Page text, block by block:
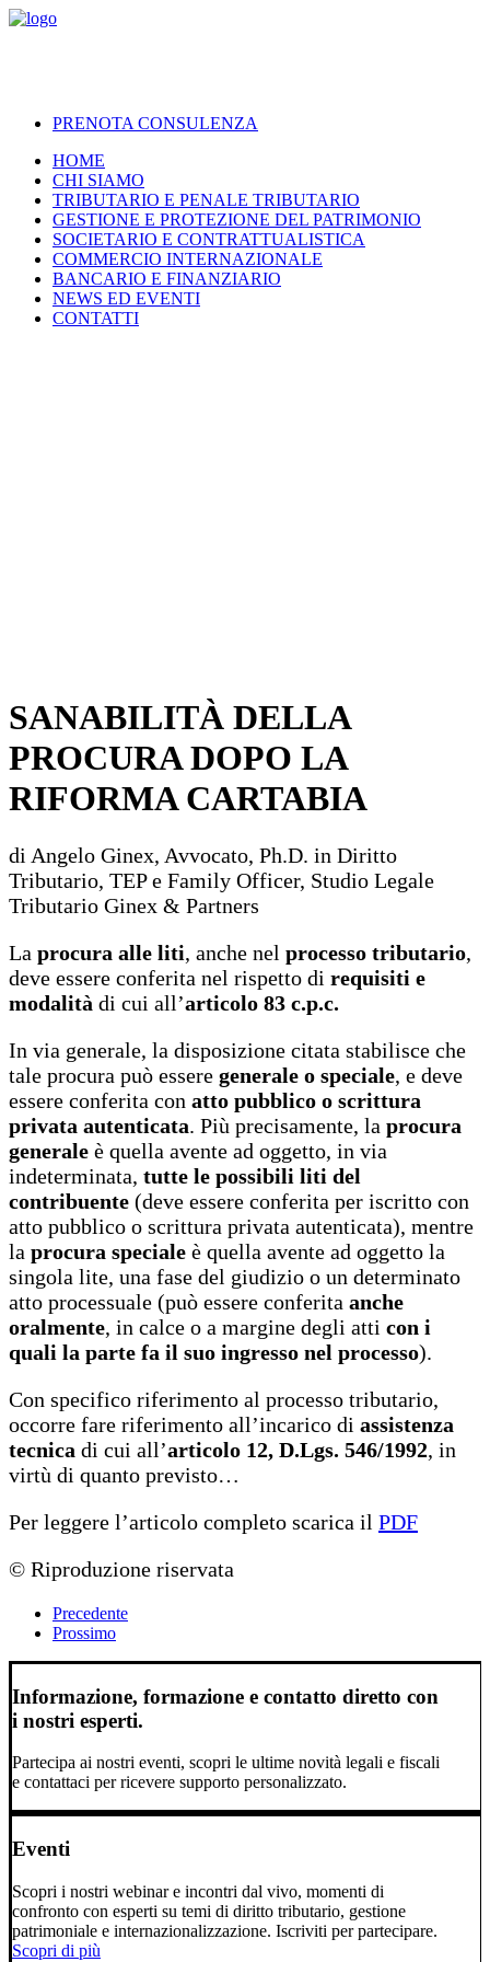
PRENOTA CONSULENZA
HOME
CHI SIAMO
TRIBUTARIO E PENALE TRIBUTARIO
GESTIONE E PROTEZIONE DEL PATRIMONIO
SOCIETARIO E CONTRATTUALISTICA
COMMERCIO INTERNAZIONALE
BANCARIO E FINANZIARIO
NEWS ED EVENTI
CONTATTI
SANABILITÀ DELLA
PROCURA DOPO LA
RIFORMA CARTABIA
di Angelo Ginex, Avvocato, Ph.D. in Diritto
Tributario, TEP e Family Officer, Studio Legale
Tributario Ginex & Partners
La procura alle liti, anche nel processo tributario,
deve essere conferita nel rispetto di requisiti e
modalità di cui all’articolo 83 c.p.c.
In via generale, la disposizione citata stabilisce che
tale procura può essere generale o speciale, e deve
essere conferita con atto pubblico o scrittura
privata autenticata. Più precisamente, la procura
generale è quella avente ad oggetto, in via
indeterminata, tutte le possibili liti del
contribuente (deve essere conferita per iscritto con
atto pubblico o scrittura privata autenticata), mentre
la procura speciale è quella avente ad oggetto la
singola lite, una fase del giudizio o un determinato
atto processuale (può essere conferita anche
oralmente, in calce o a margine degli atti con i
quali la parte fa il suo ingresso nel processo).
Con specifico riferimento al processo tributario,
occorre fare riferimento all’incarico di assistenza
tecnica di cui all’articolo 12, D.Lgs. 546/1992, in
virtù di quanto previsto…
Per leggere l’articolo completo scarica il PDF
© Riproduzione riservata
Precedente
Prossimo
Informazione, formazione e contatto diretto con
i nostri esperti.
Partecipa ai nostri eventi, scopri le ultime novità legali e fiscali
e contattaci per ricevere supporto personalizzato.
Eventi
Scopri i nostri webinar e incontri dal vivo, momenti di
confronto con esperti su temi di diritto tributario, gestione
patrimoniale e internazionalizzazione. Iscriviti per partecipare.
Scopri di più